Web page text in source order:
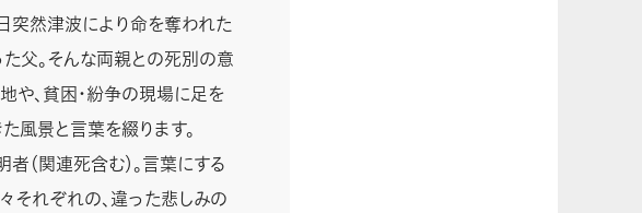
突然津波により命を奪われた
父。そんな両親との死別の意
や、貧困・紛争の現場に足を
風景と言葉を綴ります。
（関連死含む）。言葉にする
それぞれの、違った悲しみの